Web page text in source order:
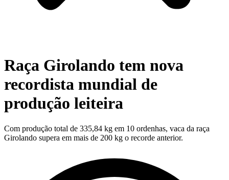
Raça Girolando tem nova
recordista mundial de
produção leiteira
Com produção total de 335,84 kg em 10 ordenhas, vaca da raça
Girolando supera em mais de 200 kg o recorde anterior.